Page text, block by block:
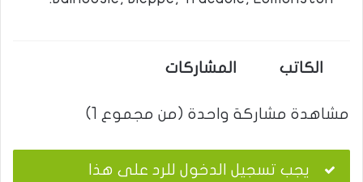
الكاتب المشاركات
مشاهدة مشاركة واحدة (من مجموع 1)
يجب تسجيل الدخول للرد على هذا